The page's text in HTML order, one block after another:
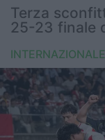
Nazionali
FIR
Internazionale
6 Nazioni
Terza
25-23 finale
INTERNAZIONALE